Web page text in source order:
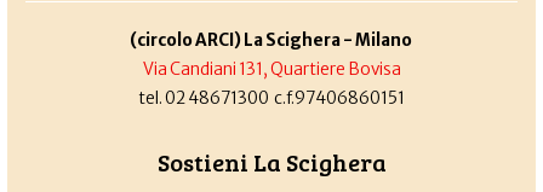
(circolo ARCI) La Scighera - Milano
Via Candiani 131, Quartiere Bovisa
tel. 02 48671300 c.f.97406860151
Sostieni La Scighera